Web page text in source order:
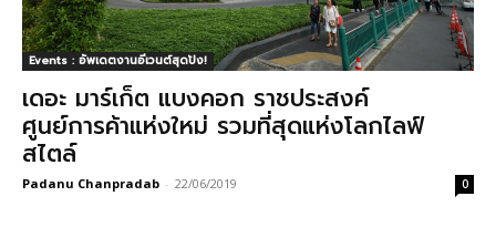
Events : อัพเดตงานอีเวนต์สุดปัง!
เดอะ มาร์เก็ต แบงคอก ราชประสงค์
ศูนย์การค้าแห่งใหม่ รวมที่สุดแห่งโลกไลฟ์
สไตล์
Padanu Chanpradab - 22/06/2019 0